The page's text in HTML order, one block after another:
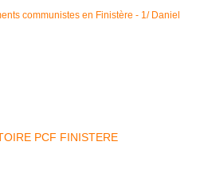
communistes en Finistère - 1/ Daniel
PCF FINISTERE